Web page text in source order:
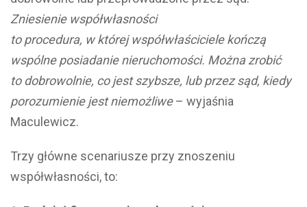
Zniesienie współwłasności
to procedura, w której współwłaściciele kończą
wspólne posiadanie nieruchomości. Można zrobić
to dobrowolnie, co jest szybsze, lub przez sąd, kiedy
porozumienie jest niemożliwe– wyjaśnia
Maculewicz.
Trzy główne scenariusze przy znoszeniu
współwłasności, to: